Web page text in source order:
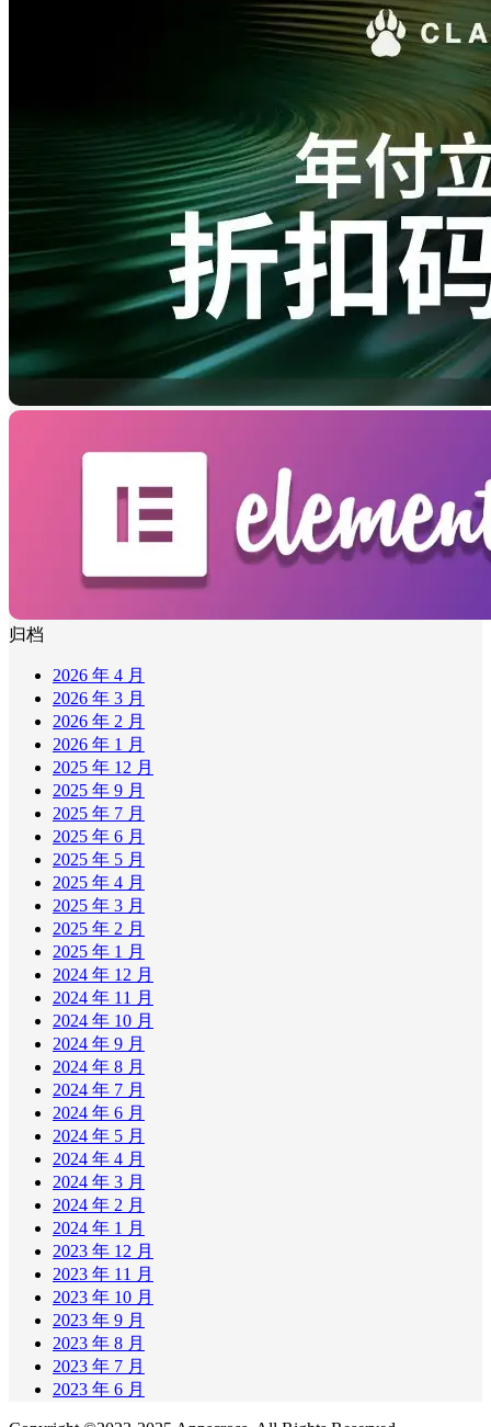
归档
2026 年 4 月
2026 年 3 月
2026 年 2 月
2026 年 1 月
2025 年 12 月
2025 年 9 月
2025 年 7 月
2025 年 6 月
2025 年 5 月
2025 年 4 月
2025 年 3 月
2025 年 2 月
2025 年 1 月
2024 年 12 月
2024 年 11 月
2024 年 10 月
2024 年 9 月
2024 年 8 月
2024 年 7 月
2024 年 6 月
2024 年 5 月
2024 年 4 月
2024 年 3 月
2024 年 2 月
2024 年 1 月
2023 年 12 月
2023 年 11 月
2023 年 10 月
2023 年 9 月
2023 年 8 月
2023 年 7 月
2023 年 6 月